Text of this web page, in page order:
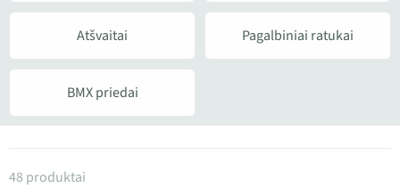
Atšvaitai Pagalbiniai ratukai
BMX priedai
Produktai kategorijoje Smulkūs priedai
48 produktai